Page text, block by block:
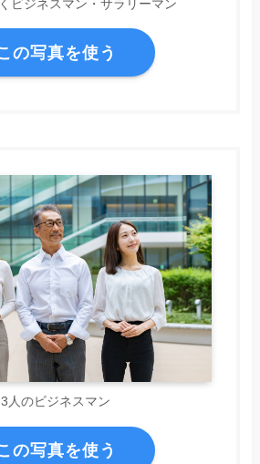
ビジネスマン・サラリーマン
の写真を使う
3人のビジネスマン
の写真を使う